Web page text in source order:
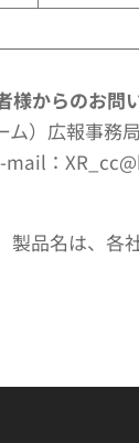
様からのお問
ム）広報事
：
品名は、各